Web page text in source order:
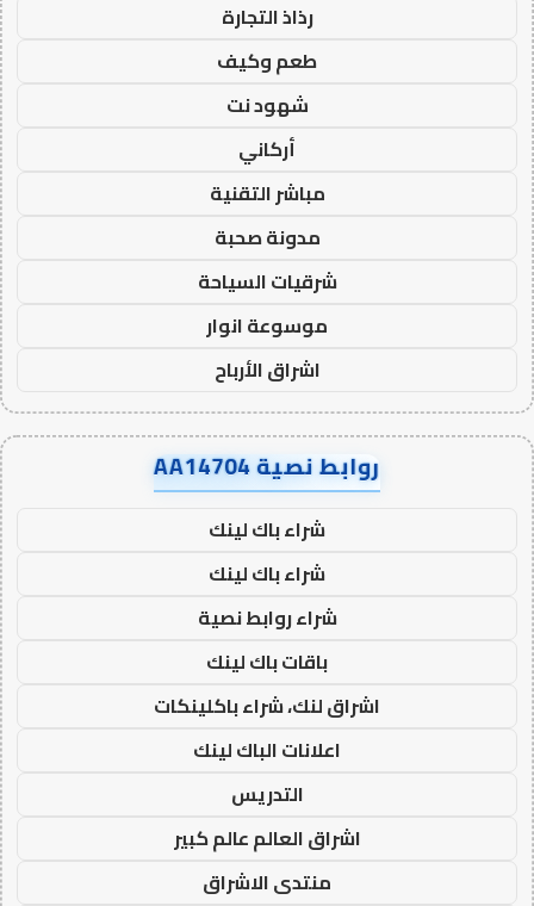
رذاذ التجارة
طعم وكيف
شهود نت
أركاني
مباشر التقنية
مدونة صحبة
شرقيات السياحة
موسوعة انوار
اشراق الأرباح
روابط نصية AA14704
شراء باك لينك
شراء باك لينك
شراء روابط نصية
باقات باك لينك
اشراق لنك، شراء باكلينكات
اعلانات الباك لينك
التدريس
اشراق العالم عالم كبير
منتدى الاشراق